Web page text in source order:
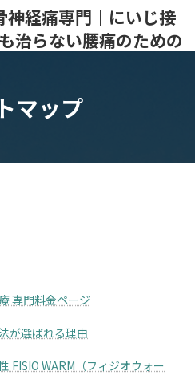
マップ
専門料金ページ
が選ばれる理由
FISIO WARM（フィジオウォー